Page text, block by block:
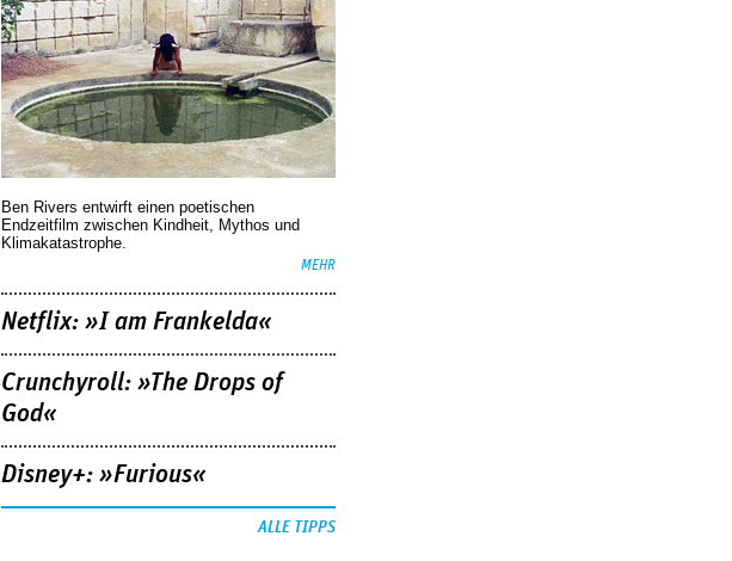
Ben Rivers entwirft einen poetischen
Endzeitfilm zwischen Kindheit, Mythos und
Klimakatastrophe.
MEHR
Netflix: »I am Frankelda«
Crunchyroll: »The Drops of
God«
Disney+: »Furious«
ALLE TIPPS